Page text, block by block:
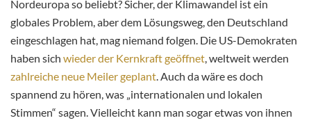
Nordeuropa so beliebt? Sicher, der Klimawandel ist ein
globales Problem, aber dem Lösungsweg, den Deutschland
eingeschlagen hat, mag niemand folgen. Die US-Demokraten
haben sich wieder der Kernkraft geöffnet, weltweit werden
zahlreiche neue Meiler geplant. Auch da wäre esdoch
spannend zu hören, was „internationalen und lokalen
Stimmen“ sagen. Vielleicht kann man sogaretwas von ihnen